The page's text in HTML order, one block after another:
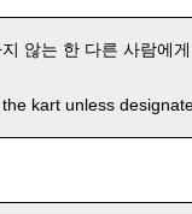
않는 한 다른 사람에
kart unless